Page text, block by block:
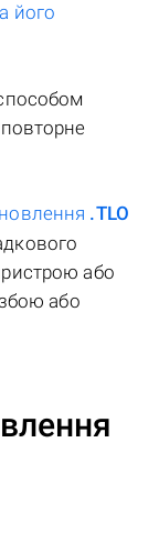
його
.TLO
або
або